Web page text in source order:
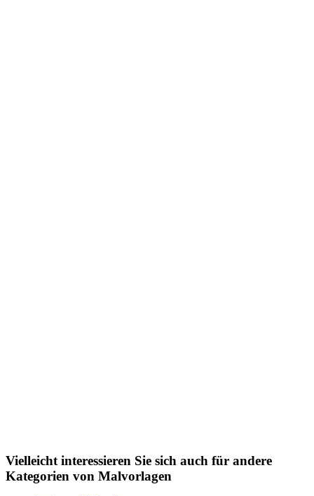
Vielleicht interessieren Sie sich auch für andere
Kategorien von Malvorlagen